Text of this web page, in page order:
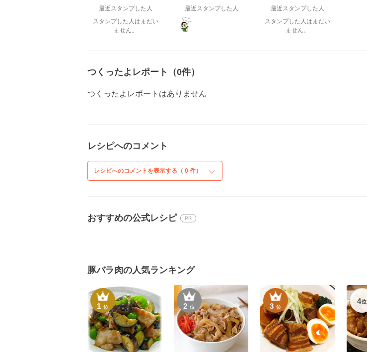
最近スタンプした人
スタンプした人はまだい
ません。
最近スタンプした人
最近スタンプした人
スタンプした人はまだい
ません。
つくったよレポート（0件）
つくったよレポートはありません
レシピへのコメント
レシピへのコメントを表示する（ 0 件）
おすすめの公式レシピ PR
豚バラ肉の人気ランキング
1位 2位 3位
4位